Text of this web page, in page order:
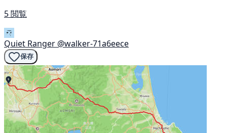
5 閲覧
Quiet Ranger @walker-71a6eece
保存